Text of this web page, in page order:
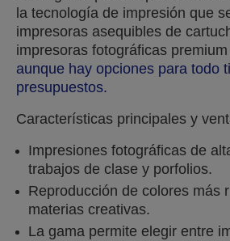
la tecnología de impresión que
impresoras asequibles de
impresoras fotográficas
aunque hay opciones para todo
presupuestos.
Características principales y
Impresiones fotográficas de
trabajos de clase y porfolios.
Reproducción de colores más
materias creativas.
La gama permite elegir entre